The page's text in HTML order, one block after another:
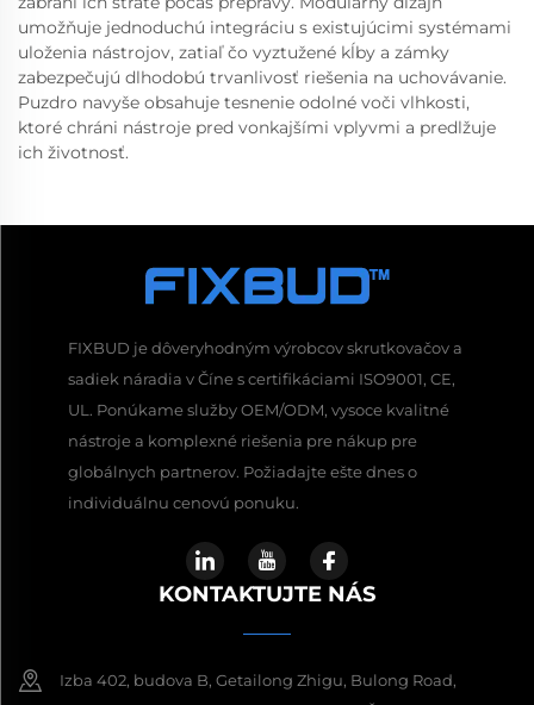
umožňuje jednoduchú integráciu s existujúcimi systémami
uloženia nástrojov, zatiaľ čo vyztužené kĺby a zámky
zabezpečujú dlhodobú trvanlivosť riešenia na uchovávanie.
Puzdro navyše obsahuje tesnenie odolné voči vlhkosti,
ktoré chráni nástroje pred vonkajšími vplyvmi a predlžuje
ich životnosť.
FIXBUD je dôveryhodným výrobcov skrutkovačov a
sadiek náradia v Číne s certifikáciami ISO9001, CE,
UL. Ponúkame služby OEM/ODM, vysoce kvalitné
nástroje a komplexné riešenia pre nákup pre
globálnych partnerov. Požiadajte ešte dnes o
individuálnu cenovú ponuku.
KONTAKTUJTE NÁS
Izba 402, budova B, Getailong Zhigu, Bulong Road,